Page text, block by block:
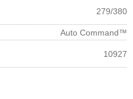
279/380
Auto Command™
10927